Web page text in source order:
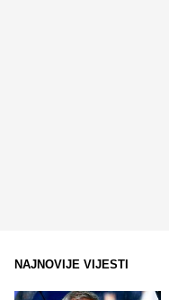
NAJNOVIJE VIJESTI